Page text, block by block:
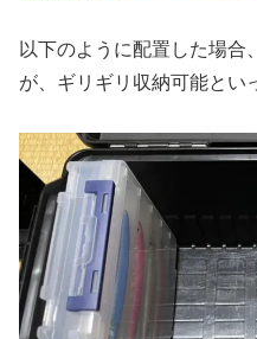
以下のように配置した場合
が、ギリギリ収納可能とい